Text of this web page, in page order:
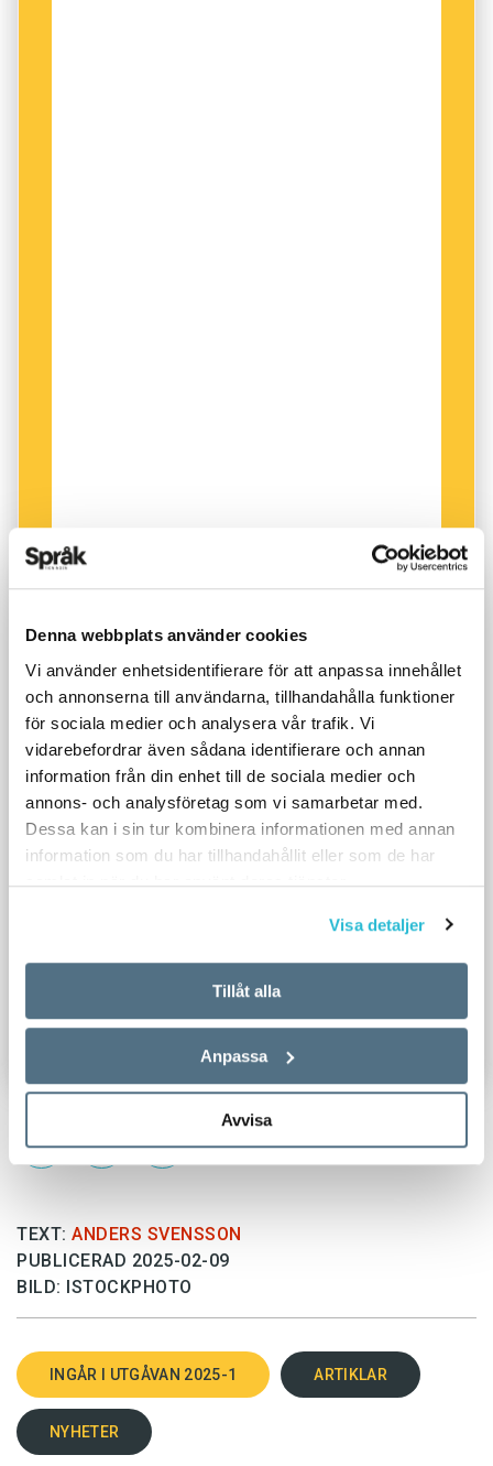
Denna webbplats använder cookies
Vi använder enhetsidentifierare för att anpassa innehållet
och annonserna till användarna, tillhandahålla funktioner
för sociala medier och analysera vår trafik. Vi
vidarebefordrar även sådana identifierare och annan
information från din enhet till de sociala medier och
annons- och analysföretag som vi samarbetar med.
Dessa kan i sin tur kombinera informationen med annan
information som du har tillhandahållit eller som de har
samlat in när du har använt deras tjänster.
Visa detaljer
Tillåt alla
Anpassa
Avvisa
TEXT: ANDERS SVENSSON
PUBLICERAD 2025-02-09
BILD: ISTOCKPHOTO
INGÅR I UTGÅVAN 2025-1 ARTIKLAR
NYHETER